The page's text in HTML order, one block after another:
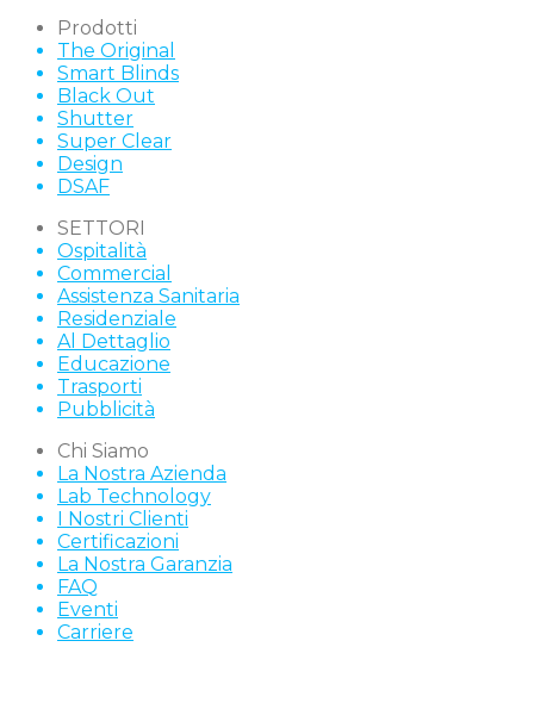
Prodotti
The Original
Smart Blinds
Black Out
Shutter
Super Clear
Design
DSAF
SETTORI
Ospitalità
Commercial
Assistenza Sanitaria
Residenziale
Al Dettaglio
Educazione
Trasporti
Pubblicità
Chi Siamo
La Nostra Azienda
Lab Technology
I Nostri Clienti
Certificazioni
La Nostra Garanzia
FAQ
Eventi
Carriere